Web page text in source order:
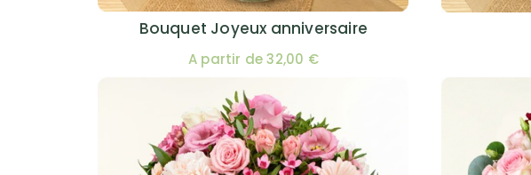
Bouquet Joyeux anniversaire
A partir de 32,00 €